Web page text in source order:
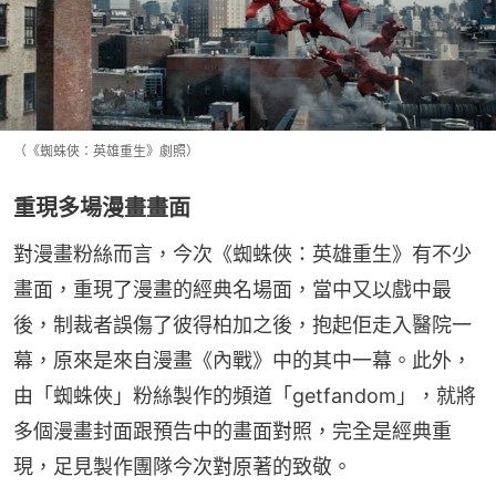
（《蜘蛛俠：英雄重生》劇照）
重現多場漫畫畫面
對漫畫粉絲而言，今次《蜘蛛俠：英雄重生》有不少
畫面，重現了漫畫的經典名場面，當中又以戲中最
後，制裁者誤傷了彼得柏加之後，抱起佢走入醫院一
幕，原來是來自漫畫《內戰》中的其中一幕。此外，
由「蜘蛛俠」粉絲製作的頻道「getfandom」，就將
多個漫畫封面跟預告中的畫面對照，完全是經典重
現，足見製作團隊今次對原著的致敬。